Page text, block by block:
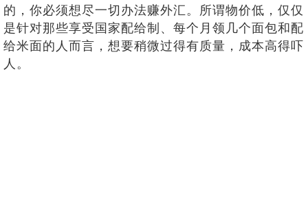
的，你必须想尽一切办法赚外汇。所谓物价低，仅仅
是针对那些享受国家配给制、每个月领几个面包和配
给米面的人而言，想要稍微过得有质量，成本高得吓
人。